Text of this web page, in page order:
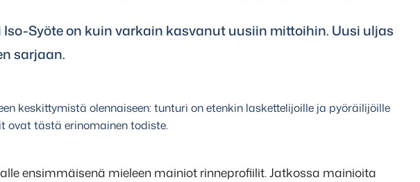
Syöte on kuin varkain kasvanut uusiin mittoihin. Uusi uljas
sarjaan.
keskittymistä olennaiseen: tunturi on etenkin laskettelijoille ja pyöräilijöille
ovat tästä erinomainen todiste.
ensimmäisenä mieleen mainiot rinneprofiilit. Jatkossa mainioita